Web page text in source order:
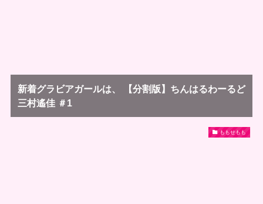
新着グラビアガールは、 【分割版】ちんはるわーるど
三村遙佳 ＃1
ももせもも